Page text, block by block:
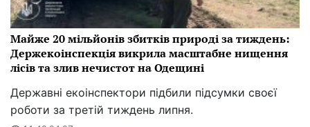
Майже 20 мільйонів збитків природі за тиждень:
Держекоінспекція викрила масштабне нищення
лісів та злив нечистот на Одещині
Державні екоінспектори підбили підсумки своєї
роботи за третій тиждень липня.